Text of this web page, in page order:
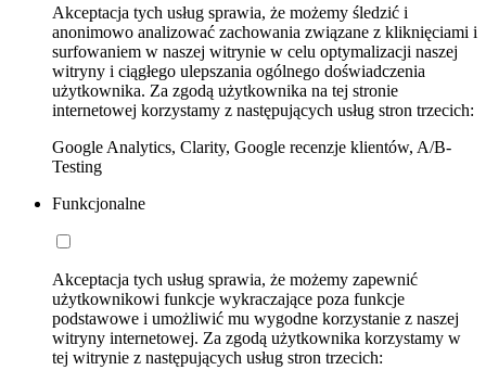
Akceptacja tych usług sprawia, że możemy śledzić i
anonimowo analizować zachowania związane z kliknięciami i
surfowaniem w naszej witrynie w celu optymalizacji naszej
witryny i ciągłego ulepszania ogólnego doświadczenia
użytkownika. Za zgodą użytkownika na tej stronie
internetowej korzystamy z następujących usług stron trzecich:
Google Analytics, Clarity, Google recenzje klientów, A/B-
Testing
Funkcjonalne
Akceptacja tych usług sprawia, że możemy zapewnić
użytkownikowi funkcje wykraczające poza funkcje
podstawowe i umożliwić mu wygodne korzystanie z naszej
witryny internetowej. Za zgodą użytkownika korzystamy w
tej witrynie z następujących usług stron trzecich: